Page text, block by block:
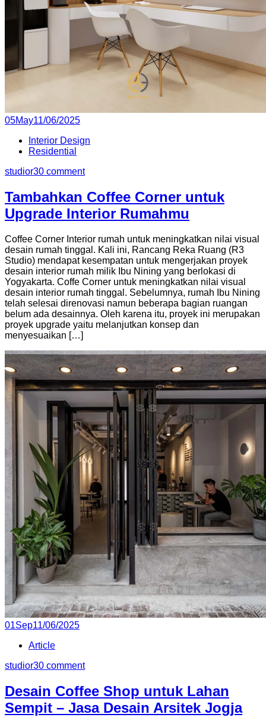
Posted
05May11/06/2025
Interior Design
Residential
studior30 comment
Tambahkan Coffee Corner untuk
Upgrade Interior Rumahmu
Coffee Corner Interior rumah untuk meningkatkan nilai visual
desain rumah tinggal. Kali ini, Rancang Reka Ruang (R3
Studio) mendapat kesempatan untuk mengerjakan proyek
desain interior rumah milik Ibu Nining yang berlokasi di
Yogyakarta. Coffe Corner untuk meningkatkan nilai visual
desain interior rumah tinggal. Sebelumnya, rumah Ibu Nining
telah selesai direnovasi namun beberapa bagian ruangan
belum ada desainnya. Oleh karena itu, proyek ini merupakan
proyek upgrade yaitu melanjutkan konsep dan
menyesuaikan […]
Posted
01Sep11/06/2025
Article
studior30 comment
Desain Coffee Shop untuk Lahan
Sempit – Jasa Desain Arsitek Jogja